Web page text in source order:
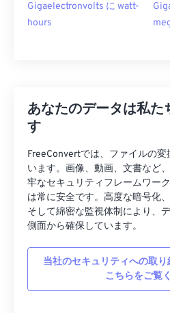
Gigaelectronvolts に watt-
hours
あなたのデータは私た
す
FreeConvertでは、ファイルの
います。画像、動画、文書など
牢なセキュリティフレームワー
は常に安全です。高度な暗号化
そして綿密な監視体制により、
側面から確保しています。
当社のセキュリティへの取
こちらをご覧